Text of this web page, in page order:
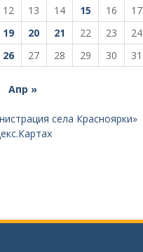
12 13 14 15 16
17
19 20 21 22 23
24
26 27 28 29 30 31
Апр »
села Красноярки»